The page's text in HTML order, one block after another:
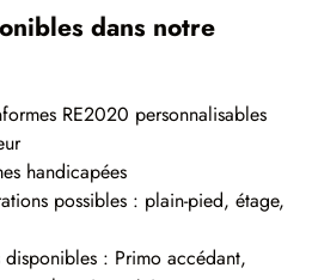
dans notre
RE2020 personnalisables
handicapées
possibles : plain-pied, étage,
disponibles : Primo accédant,